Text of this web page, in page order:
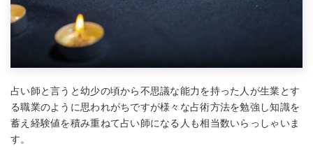
占い師と言うと幼少の頃から不思議な能力を持った人が生業とす
る職業のように思われがちですが様々な占術方法を勉強し知識を
蓄え経験値を積み重ねて占い師になる人も相当数いらっしゃいま
す。